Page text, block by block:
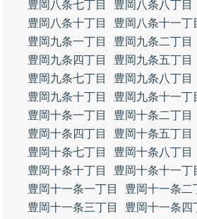
豊岡八条七丁目 豊岡八条八丁目
豊岡八条十丁目
豊岡八条十一丁
豊岡九条一丁目
豊岡九条二丁目
豊岡九条四丁目
豊岡九条五丁目
豊岡九条七丁目
豊岡九条八丁目
豊岡九条十丁目
豊岡九条十一丁
豊岡十条一丁目
豊岡十条二丁目
豊岡十条四丁目
豊岡十条五丁目
豊岡十条七丁目
豊岡十条八丁目
豊岡十条十丁目
豊岡十条十一丁
豊岡十一条一丁目
豊岡十一条二
豊岡十一条三丁目
豊岡十一条四